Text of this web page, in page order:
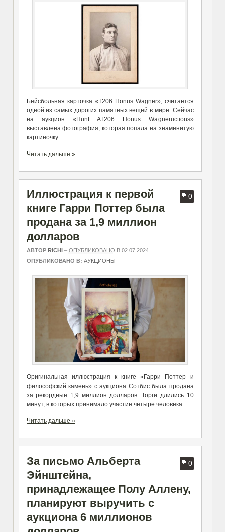
Бейсбольная карточка «T206 Honus Wagner», считается
одной из самых дорогих памятных вещей в мире. Сейчас
на аукцион «Hunt AT206 Honus Wagneructions»
выставлена фотография, которая попала на знаменитую
картиночку.
Читать дальше »
0
Иллюстрация к первой
книге Гарри Поттер была
продана за 1,9 миллион
долларов
АВТОР RICHI– ОПУБЛИКОВАНО В 02.07.2024
ОПУБЛИКОВАНО В: АУКЦИОНЫ
Оригинальная иллюстрация к книге «Гарри Поттер и
философский камень» с аукциона Сотбис была продана
за рекордные 1,9 миллион долларов. Торги длились 10
минут, в которых принимало участие четыре человека.
Читать дальше »
0
За письмо Альберта
Эйнштейна,
принадлежащее Полу Аллену,
планируют выручить с
аукциона 6 миллионов